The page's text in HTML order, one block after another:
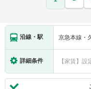
沿線・駅 京急本線・
詳細条件 【家賃】設